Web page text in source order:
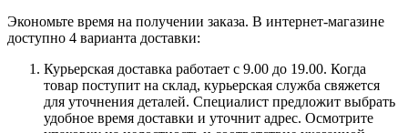
Экономьте время на получении заказа. В интернет-магазине
доступно 4 варианта доставки:
Курьерская доставка работает с 9.00 до 19.00. Когда
товар поступит на склад, курьерская служба свяжется
для уточнения деталей. Специалист предложит выбрать
удобное время доставки и уточнит адрес. Осмотрите